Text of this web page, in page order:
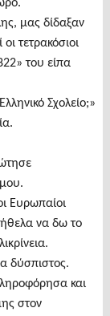
μας δίδαξαν
τετρακόσιοι
του είπα
Σχολείο;»
Ευρωπαίοι
ήθελα να δω το
δύσπιστος.
και
στον